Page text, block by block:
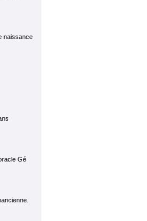
naissance
Gé